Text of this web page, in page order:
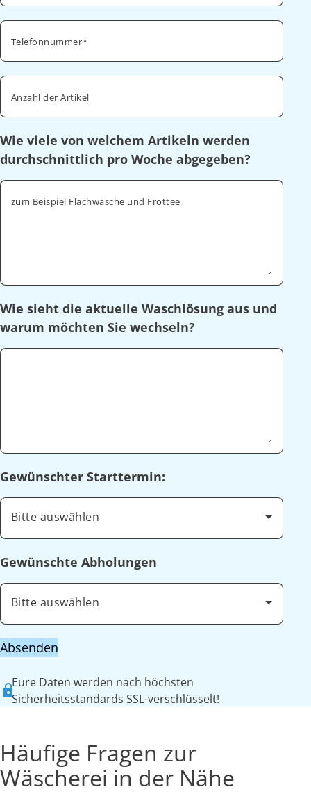
Telefonnummer
Anzahl der Artikel
Wie viele von welchem Artikeln werden
durchschnittlich pro Woche abgegeben?
zum Beispiel Flachwäsche und Frottee
Wie sieht die aktuelle Waschlösung aus und
warum möchten Sie wechseln?
Gewünschter Starttermin:
Bitte auswählen
Gewünschte Abholungen
Bitte auswählen
Absenden
Eure Daten werden nach höchsten
Sicherheitsstandards SSL-verschlüsselt!
Häufige Fragen zur
Wäscherei in der Nähe